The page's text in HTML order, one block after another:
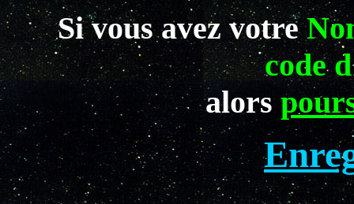
Si vous avez votre
code
alors